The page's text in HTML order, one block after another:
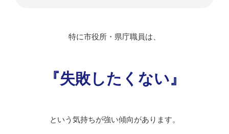
特に市役所・県庁職員は、
『失敗したくない』
という気持ちが強い傾向があります。